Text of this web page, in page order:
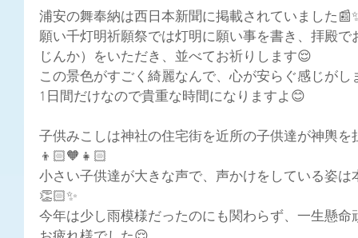
浦安の舞奉納は西日本新聞に掲載されていました
願い千灯明祈願祭では灯明に願い事を書き、拝殿
じんか）をいただき、並べてお祈りします😌
この景色がすごく綺麗なんで、心が安らぐ感じがし
1日間だけなので貴重な時間になりますよ😊
子供みこしは神社の住宅街を近所の子供達が神輿
👦🏻🧡👧🏻
小さい子供達が大きな声で、声かけをしている姿は
👏🏻✨
今年は少し雨模様だったのにも関わらず、一生懸命